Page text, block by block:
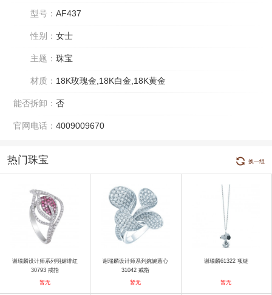
型号： AF437
性别： 女士
主题： 珠宝
材质： 18K玫瑰金,18K白金,18K黄金
能否拆卸： 否
官网电话： 4009009670
热门珠宝 换一组
谢瑞麟设计师系列明媚绯红
30793 戒指
暂无
谢瑞麟设计师系列婉婉蕙心
31042 戒指
暂无
谢瑞麟61322 项链
暂无